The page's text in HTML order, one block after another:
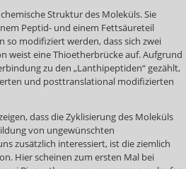
Struktur des Moleküls. Sie
Peptid- und einem Fettsäureteil
so modifiziert werden, dass sich zwei
weist eine Thioetherbrücke auf. Aufgrund
zu den „Lanthipeptiden“ gezählt,
und posttranslational modifizierten
dass die Zyklisierung des Moleküls
von ungewünschten
zusätzlich interessiert, ist die ziemlich
Hier scheinen zum ersten Mal bei